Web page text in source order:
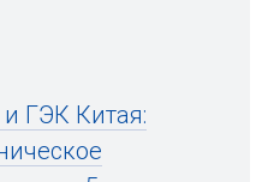
ГЭК Китая: